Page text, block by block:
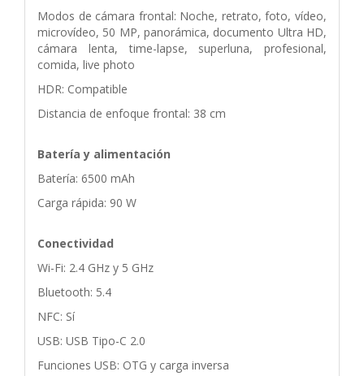
Modos de cámara frontal: Noche, retrato, foto, vídeo,
microvídeo, 50 MP, panorámica, documento Ultra HD,
cámara lenta, time-lapse, superluna, profesional,
comida, live photo
HDR: Compatible
Distancia de enfoque frontal: 38 cm
Batería y alimentación
Batería: 6500 mAh
Carga rápida: 90 W
Conectividad
Wi-Fi: 2.4 GHz y 5 GHz
Bluetooth: 5.4
NFC: Sí
USB: USB Tipo-C 2.0
Funciones USB: OTG y carga inversa